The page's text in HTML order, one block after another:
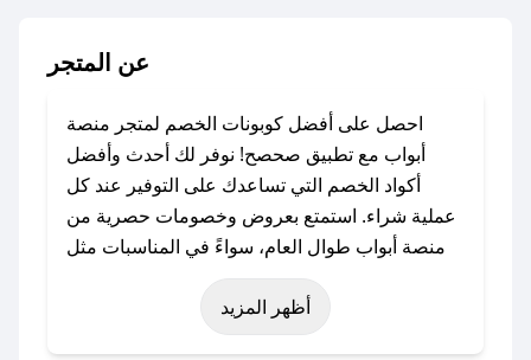
عن المتجر
احصل على أفضل كوبونات الخصم لمتجر منصة
أبواب مع تطبيق صحصح! نوفر لك أحدث وأفضل
أكواد الخصم التي تساعدك على التوفير عند كل
عملية شراء. استمتع بعروض وخصومات حصرية من
منصة أبواب طوال العام، سواءً في المناسبات مثل
عيد الفطر، عيد الأضحى، الجمعة البيضاء (شهر
نوفمبر)، رمضان، اليوم الوطني، يوم التأسيس، أو
حتى عروض خاصة أخرى.
أظهر المزيد